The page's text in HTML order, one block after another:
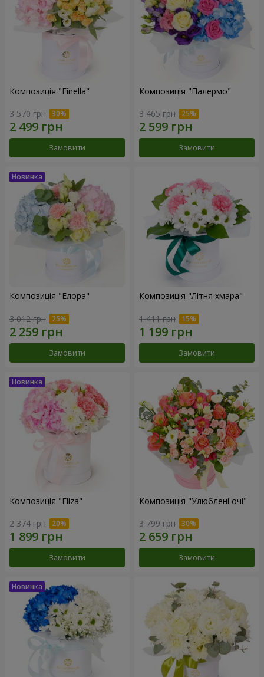
Композиція "Finella"
3 570 грн
Замовити
Композиція "Палермо"
3 465 грн
Замовити
Композиція "Елора"
3 012 грн
Замовити
Композиція "Літня хмара"
1 411 грн
Замовити
Композиція "Eliza"
2 374 грн
Замовити
Композиція "Улюблені очі"
3 799 грн
Замовити